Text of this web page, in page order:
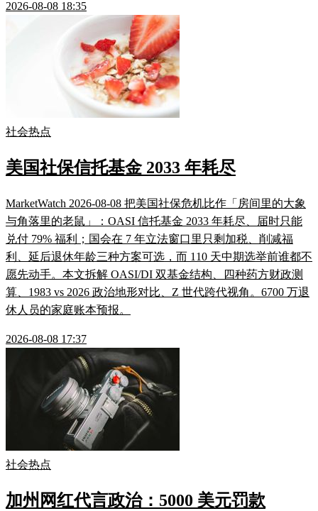
2026-08-08 18:35
社会热点
美国社保信托基金 2033 年耗尽
MarketWatch 2026-08-08 把美国社保危机比作「房间里的大象
与角落里的老鼠」：OASI 信托基金 2033 年耗尽、届时只能
兑付 79% 福利；国会在 7 年立法窗口里只剩加税、削减福
利、延后退休年龄三种方案可选，而 110 天中期选举前谁都不
愿先动手。本文拆解 OASI/DI 双基金结构、四种药方财政测
算、1983 vs 2026 政治地形对比、Z 世代跨代视角。6700 万退
休人员的家庭账本预报。
2026-08-08 17:37
社会热点
加州网红代言政治：5000 美元罚款